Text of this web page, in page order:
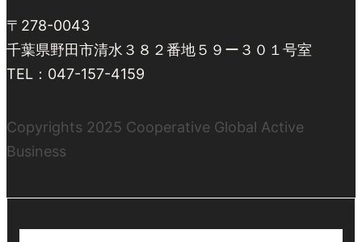
〒278-0043
千葉県野田市清水３８２番地５９ー３０１号室
TEL：047-157-4159
Copyrights 2025 Cooperative Global Active
Business